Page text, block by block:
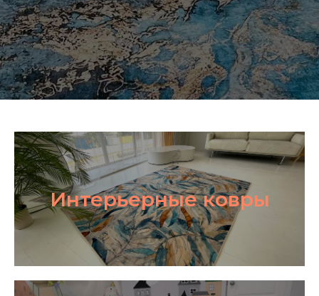
Интерьерные ковры